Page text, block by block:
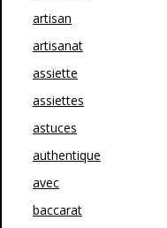
artisan
artisanat
assiette
assiettes
astuces
authentique
avec
baccarat